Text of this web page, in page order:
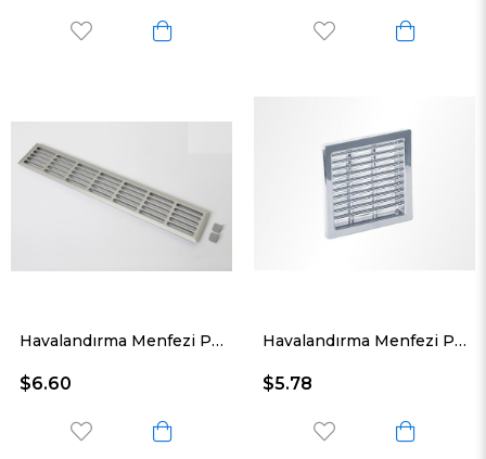
Havalandırma Menfezi Plastik 70*466 Mm
$6.60
Havalandırma Menfezi Plastik 50*50 Mm
$5.78